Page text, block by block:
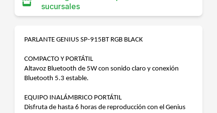
sucursales
PARLANTE GENIUS SP-915BT RGB BLACK
COMPACTO Y PORTÁTIL
Altavoz Bluetooth de 5W con sonido claro y conexión
Bluetooth 5.3 estable.
EQUIPO INALÁMBRICO PORTÁTIL
Disfruta de hasta 6 horas de reproducción con el Genius